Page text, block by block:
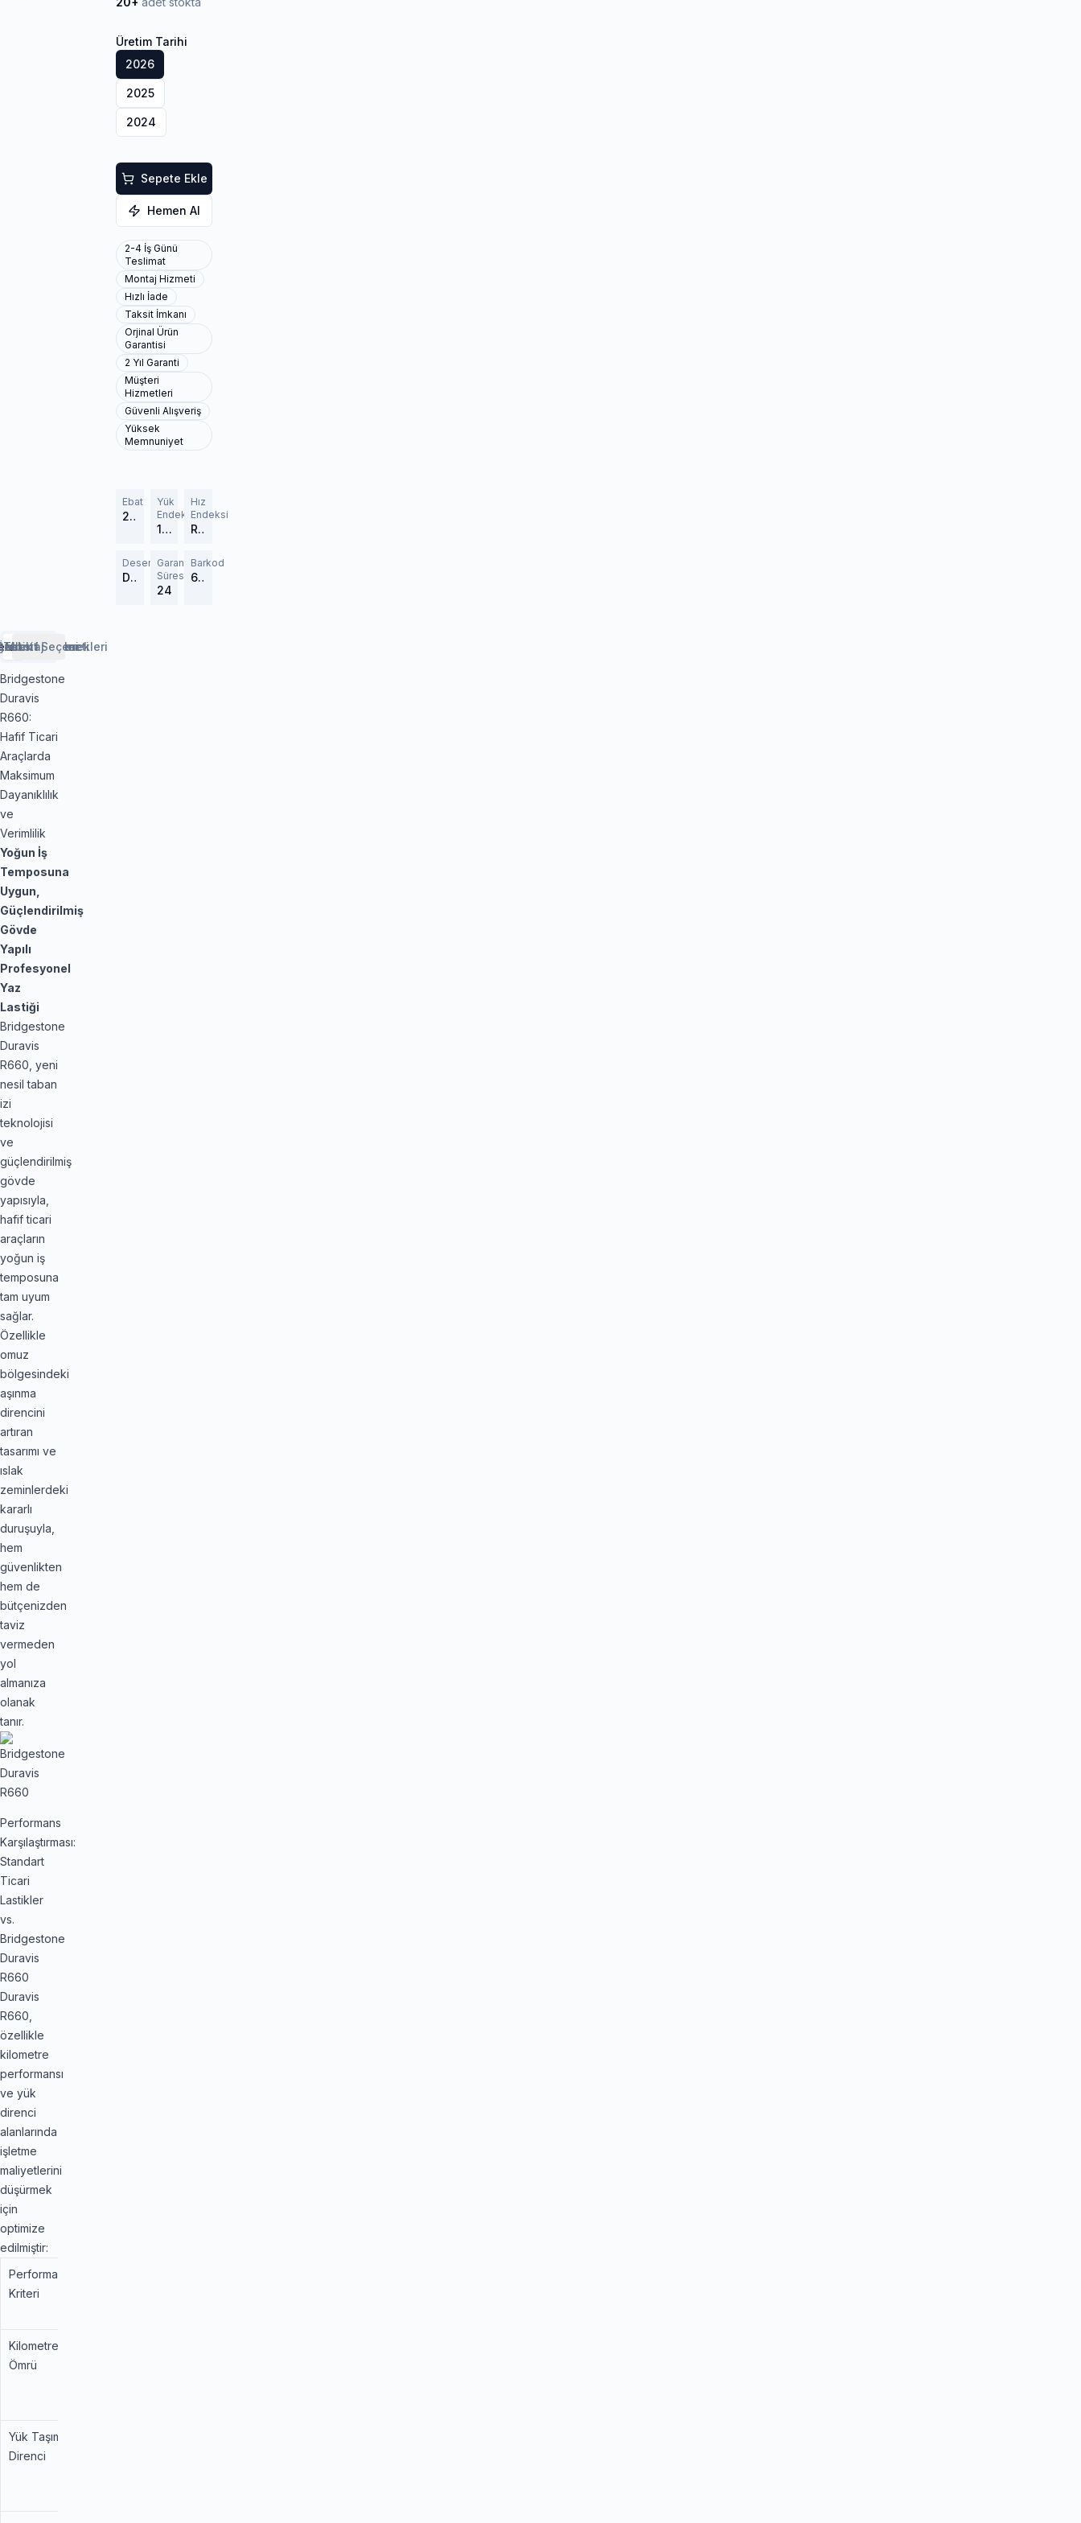
Üretim Tarihi
2026
2025
2024
Sepete Ekle
Hemen Al
2-4 İş Günü
Teslimat
Montaj Hizmeti
Hızlı İade
Taksit İmkanı
Orjinal Ürün
Garantisi
2 Yıl Garanti
Müşteri
Hizmetleri
Güvenli Alışveriş
Yüksek
Memnuniyet
Ebat
235/65R16C
Yük
Endeksi
121/119
Hız
Endeksi
R (170 km/h)
Desen
Duravis R660
Garanti
Süresi
24
Barkod
643499
Rehberi
Montaj Hizmeti
Taksit Seçenekleri
Bridgestone
Duravis
R660:
Hafif Ticari
Araçlarda
Maksimum
Dayanıklılık
ve
Verimlilik
Yoğun İş
Temposuna
Uygun,
Güçlendirilmiş
Gövde
Yapılı
Profesyonel
Yaz
Lastiği
Bridgestone
Duravis
R660, yeni
nesil taban
izi
teknolojisi
ve
güçlendirilmiş
gövde
yapısıyla,
hafif ticari
araçların
yoğun iş
temposuna
tam uyum
sağlar.
Özellikle
omuz
bölgesindeki
aşınma
direncini
artıran
tasarımı ve
ıslak
zeminlerdeki
kararlı
duruşuyla,
hem
güvenlikten
hem de
bütçenizden
taviz
vermeden
yol
almanıza
olanak
tanır.
Performans
Karşılaştırması:
Standart
Ticari
Lastikler
vs.
Bridgestone
Duravis
R660
Duravis
R660,
özellikle
kilometre
performansı
ve yük
direnci
alanlarında
işletme
maliyetlerini
düşürmek
için
optimize
edilmiştir:
Performans
Kriteri
Kilometre
Ömrü
Yük Taşıma
Direnci